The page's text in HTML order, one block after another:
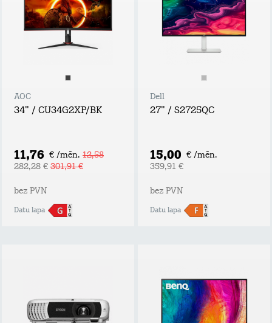
AOC
34" / CU34G2XP/BK
11,76 € /mēn. 12,58
282,28 € 301,91 €
bez PVN
Datu lapa
Dell
27" / S2725QC
15,00 € /mēn.
359,91 €
bez PVN
Datu lapa